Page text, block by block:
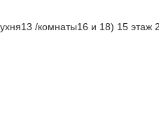
/комнаты16 и 18) 15 этаж